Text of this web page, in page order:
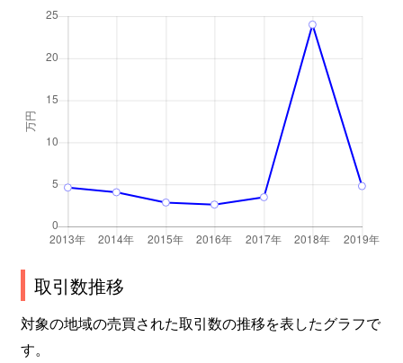
取引数推移
対象の地域の売買された取引数の推移を表したグラフで
す。